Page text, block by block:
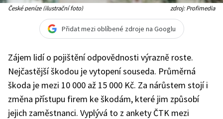
České peníze (ilustrační foto) zdroj: Profimedia
Přidat mezi oblíbené zdroje na Googlu
Zájem lidí o pojištění odpovědnosti výrazně roste.
Nejčastější škodou je vytopení souseda. Průměrná
škoda je mezi 10 000 až 15 000 Kč. Za nárůstem stojí i
změna přístupu firem ke škodám, které jim způsobí
jejich zaměstnanci. Vyplývá to z ankety ČTK mezi